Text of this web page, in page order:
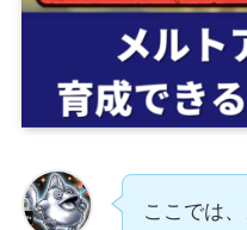
ここでは